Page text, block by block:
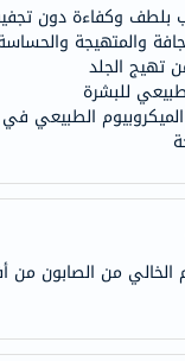
بلطف وكفاءة دون
والمتهيجة
تهيج الجلد
للبشرة
الطبيعي في
من الصابون من